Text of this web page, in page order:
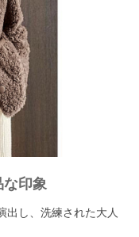
な印象
出し、洗練された大人